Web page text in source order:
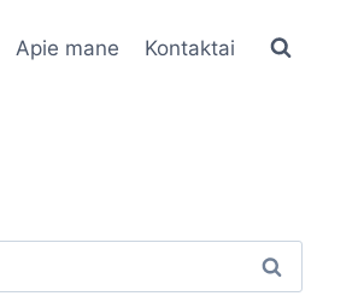
Apie mane Kontaktai